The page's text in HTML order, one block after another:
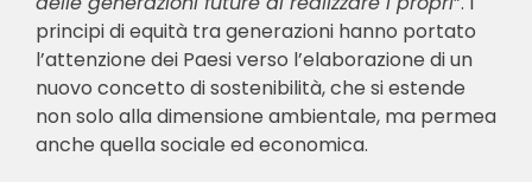
principi di equità tra generazioni hanno portato
l’attenzione dei Paesi verso l’elaborazione di un
nuovo concetto di sostenibilità, che si estende
non solo alla dimensione ambientale, ma permea
anche quella sociale ed economica.